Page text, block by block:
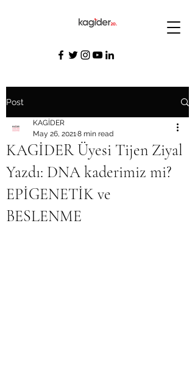
Post
KAGİDER Üyesi Tijen Ziyal
Yazdı: DNA kaderimiz mi?
EPİGENETİK ve
BESLENME
KAGİDER
May 26, 20218 min read